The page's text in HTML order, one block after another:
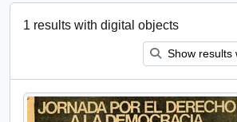
1 results with digital objects
Show results